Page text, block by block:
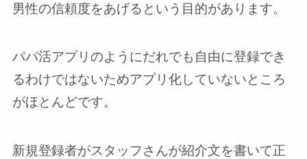
男性の信頼度をあげるという目的があります。
パパ活アプリのようにだれでも自由に登録でき
るわけではないためアプリ化していないところ
がほとんどです。
新規登録者がスタッフさんが紹介文を書いて正